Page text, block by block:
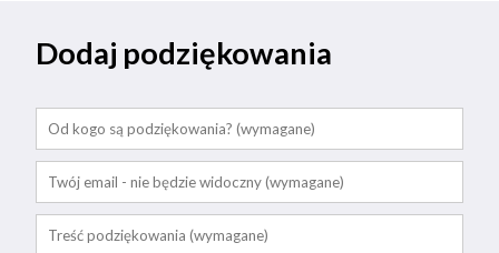
Dodaj podziękowania